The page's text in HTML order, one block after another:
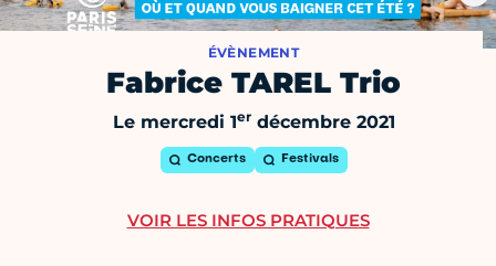
ÉVÈNEMENT
Fabrice TAREL Trio
Le mercredi 1erdécembre 2021
Concerts Festivals
VOIR LES INFOS PRATIQUES